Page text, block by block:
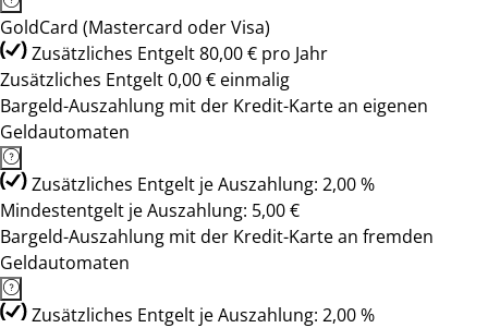
GoldCard (Mastercard oder Visa)
Zusätzliches Entgelt 80,00 € pro Jahr
Zusätzliches Entgelt 0,00 € einmalig
Bargeld-Auszahlung mit der Kredit-Karte an eigenen
Geldautomaten
Zusätzliches Entgelt je Auszahlung: 2,00 %
Mindestentgelt je Auszahlung: 5,00 €
Bargeld-Auszahlung mit der Kredit-Karte an fremden
Geldautomaten
Zusätzliches Entgelt je Auszahlung: 2,00 %